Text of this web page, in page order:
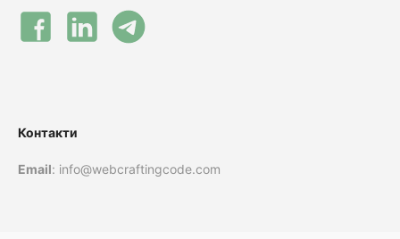
Контакти
Email: info@webcraftingcode.com